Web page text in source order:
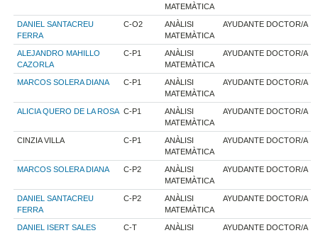
MATEMÀTICA
DANIEL SANTACREU
FERRA
C-O2
ANÀLISI
MATEMÀTICA
AYUDANTE DOCTOR/A
ALEJANDRO MAHILLO
CAZORLA
C-P1
ANÀLISI
MATEMÀTICA
AYUDANTE DOCTOR/A
MARCOS SOLERA DIANA C-P1
ANÀLISI
MATEMÀTICA
AYUDANTE DOCTOR/A
ALICIA QUERO DE LA ROSA C-P1
ANÀLISI
MATEMÀTICA
AYUDANTE DOCTOR/A
CINZIA VILLA C-P1
ANÀLISI
MATEMÀTICA
AYUDANTE DOCTOR/A
MARCOS SOLERA DIANA C-P2
ANÀLISI
MATEMÀTICA
AYUDANTE DOCTOR/A
DANIEL SANTACREU
FERRA
C-P2
ANÀLISI
MATEMÀTICA
AYUDANTE DOCTOR/A
DANIEL ISERT SALES C-T
ANÀLISI
AYUDANTE DOCTOR/A